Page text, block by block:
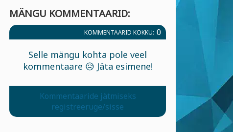
MÄNGU KOMMENTAARID:
KOMMENTAARID KOKKU: 0
Selle mängu kohta pole veel
kommentaare 😥 Jäta esimene!
Kommentaaride jätmiseks
registreeruge/sisse